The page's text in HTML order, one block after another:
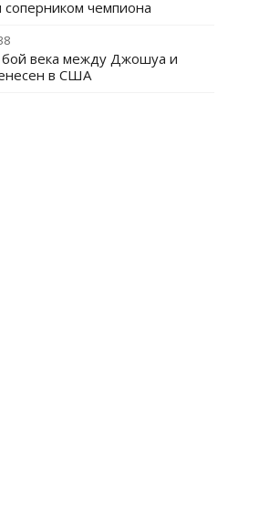
чемпиона
бой века между Джошуа и
в США